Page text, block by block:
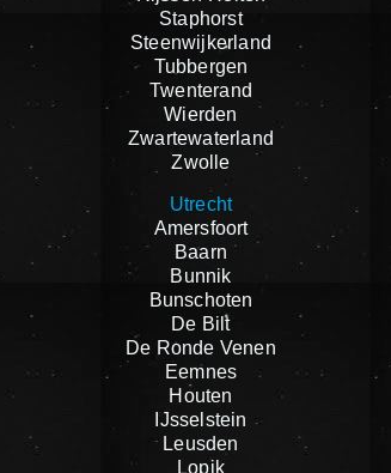
Staphorst
Steenwijkerland
Tubbergen
Twenterand
Wierden
Zwartewaterland
Zwolle
Utrecht
Amersfoort
Baarn
Bunnik
Bunschoten
De Bilt
De Ronde Venen
Eemnes
Houten
IJsselstein
Leusden
Lopik